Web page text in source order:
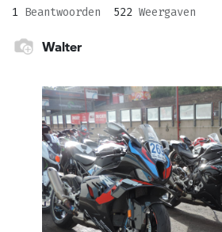
1 Beantwoorden 522 Weergaven
Walter